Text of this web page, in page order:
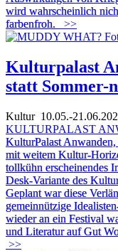
wird wahrscheinlich
farbenfroh.
>>
Kulturpalast
statt Sommer-
Kultur10.05.-
KULTURPALAST
KulturPalast Anwanden,
mit weitem Kultur-
tollkühn erscheinendes
Desk-Variante des
Geplant war diese
gemeinnützige
wieder an ein Festival
und Literatur auf Gut
>>